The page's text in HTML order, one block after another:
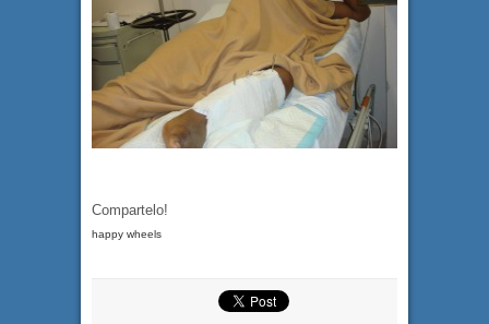
Compartelo!
happy wheels